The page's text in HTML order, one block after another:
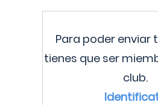
Para poder enviar
tienes que ser
club.